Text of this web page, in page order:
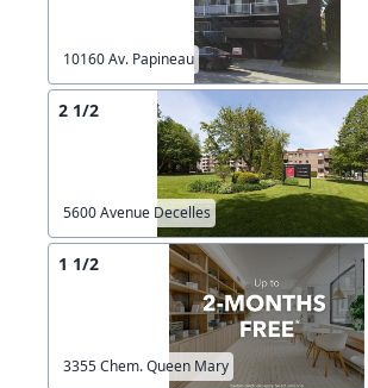
10160 Av. Papineau
2 1/2
5600 Avenue Decelles
1 1/2
3355 Chem. Queen Mary